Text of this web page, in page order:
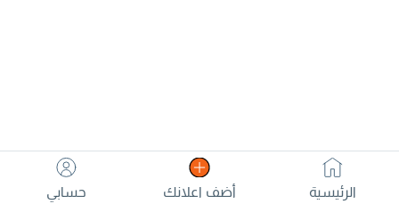
الرئيسية أضف اعلانك حسابي